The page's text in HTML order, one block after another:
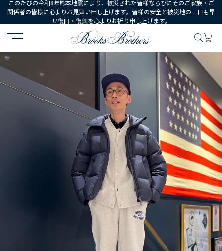
このたびの令和8年熊本地震により、被災された皆様ならびにそのご家族・ご
関係者の皆様に心よりお見舞い申し上げます。皆様の安全と被災地の一日も早
い復旧・復興を心よりお祈り申し上げます。
HOME コーディネート コーディネート詳細